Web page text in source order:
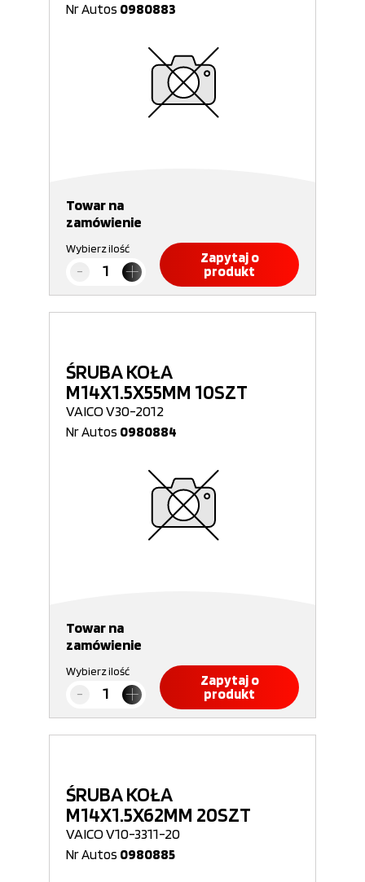
Nr Autos 0980883
Towar na
zamówienie
Wybierz ilość
Zapytaj o
produkt
ŚRUBA KOŁA
M14X1.5X55MM 10SZT
VAICO V30-2012
Nr Autos 0980884
Towar na
zamówienie
Wybierz ilość
Zapytaj o
produkt
ŚRUBA KOŁA
M14X1.5X62MM 20SZT
VAICO V10-3311-20
Nr Autos 0980885